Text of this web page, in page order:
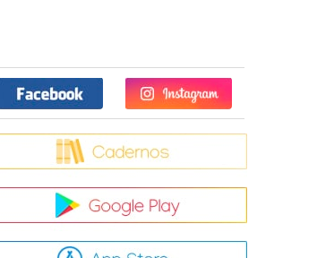
Facebook Twitter